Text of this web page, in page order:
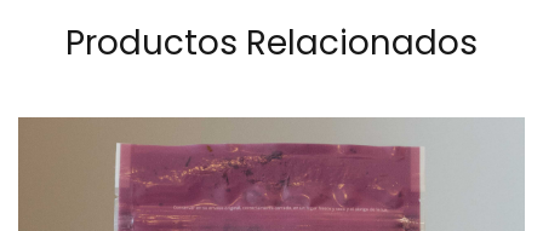
Productos Relacionados